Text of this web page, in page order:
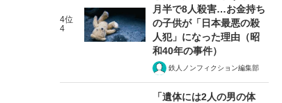
4位
4
月半で8人殺害…お金持ち
の子供が「日本最悪の殺
人犯」になった理由（昭
和40年の事件）
鉄人ノンフィクション編集部
「遺体には2人の男の体